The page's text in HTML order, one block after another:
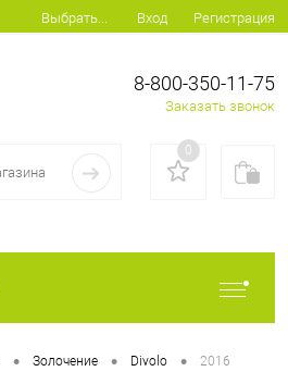
Выбрать... Вход Регистрация
8-800-350-11-75
Заказать звонок
0
• Золочение • Divolo • 2016